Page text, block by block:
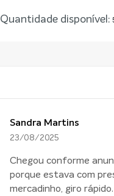
Quantidade disponível:
Sandra Martins
23/08/2025
Chegou conforme
porque estava com
mercadinho, giro rápido.